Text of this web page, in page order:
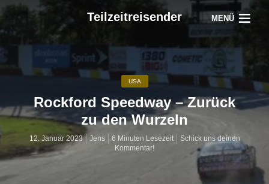
Teilzeitreisender MENÜ
USA
Rockford Speedway – Zurück
zu den Wurzeln
12. Januar 2023 Jens 6 Minuten Lesezeit
Schick uns deinen
Kommentar!